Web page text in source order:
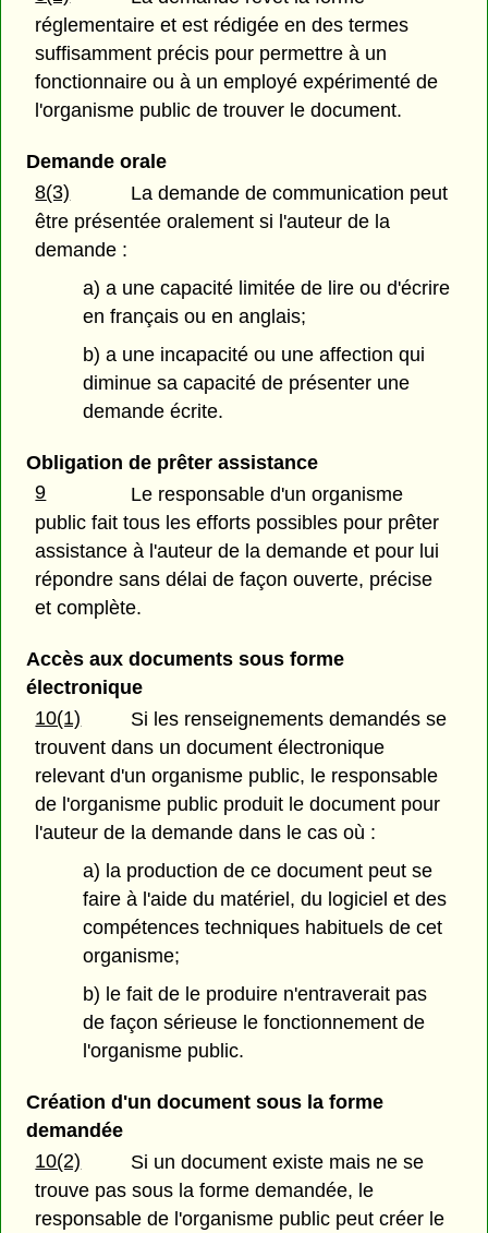
réglementaire et est rédigée en des termes
suffisamment précis pour permettre à un
fonctionnaire ou à un employé expérimenté de
l'organisme public de trouver le document.
Demande orale
8(3)
La demande de communication peut
être présentée oralement si l'auteur de la
demande :
a) a une capacité limitée de lire ou d'écrire
en français ou en anglais;
b) a une incapacité ou une affection qui
diminue sa capacité de présenter une
demande écrite.
Obligation de prêter assistance
9
Le responsable d'un organisme
public fait tous les efforts possibles pour prêter
assistance à l'auteur de la demande et pour lui
répondre sans délai de façon ouverte, précise
et complète.
Accès aux documents sous forme
électronique
10(1)
Si les renseignements demandés se
trouvent dans un document électronique
relevant d'un organisme public, le responsable
de l'organisme public produit le document pour
l'auteur de la demande dans le cas où :
a) la production de ce document peut se
faire à l'aide du matériel, du logiciel et des
compétences techniques habituels de cet
organisme;
b) le fait de le produire n'entraverait pas
de façon sérieuse le fonctionnement de
l'organisme public.
Création d'un document sous la forme
demandée
10(2)
Si un document existe mais ne se
trouve pas sous la forme demandée, le
responsable de l'organisme public peut créer le